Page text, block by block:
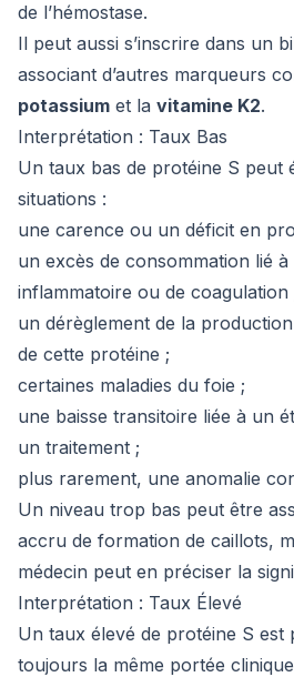
de l’hémostase.
Il peut aussi s’inscrire dans un
associant d’autres marqueurs
potassium et la vitamine K2.
Interprétation : Taux Bas
Un taux bas de protéine S peut
situations :
une carence ou un déficit en
un excès de consommation lié
inflammatoire ou de coagulation
un dérèglement de la
de cette protéine ;
certaines maladies du foie ;
une baisse transitoire liée à un
un traitement ;
plus rarement, une anomalie
Un niveau trop bas peut être
accru de formation de caillots,
médecin peut en préciser la
Interprétation : Taux Élevé
Un taux élevé de protéine S est
toujours la même portée